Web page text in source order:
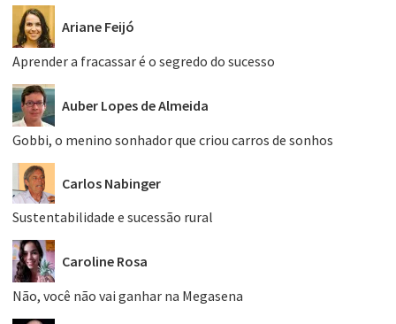
Ariane Feijó
Aprender a fracassar é o segredo do sucesso
Auber Lopes de Almeida
Gobbi, o menino sonhador que criou carros de sonhos
Carlos Nabinger
Sustentabilidade e sucessão rural
Caroline Rosa
Não, você não vai ganhar na Megasena